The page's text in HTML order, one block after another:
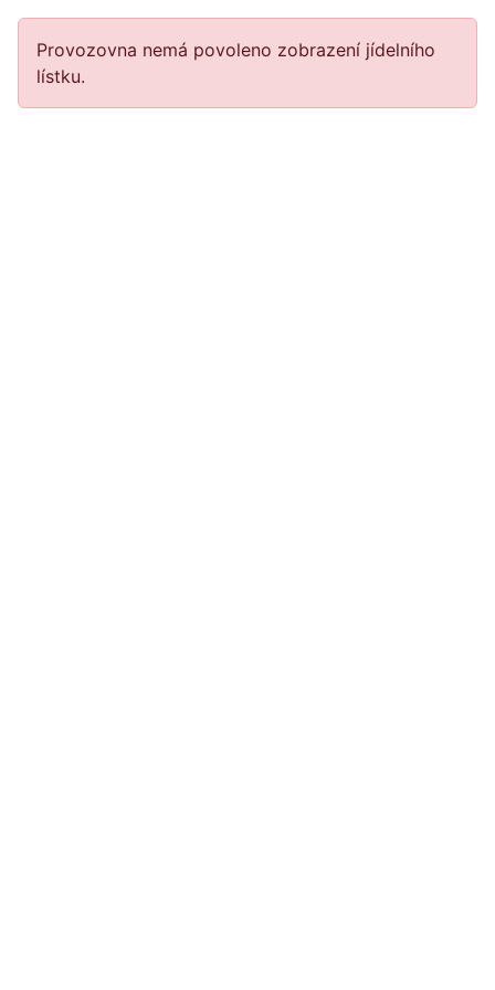
Provozovna nemá povoleno zobrazení jídelního
lístku.